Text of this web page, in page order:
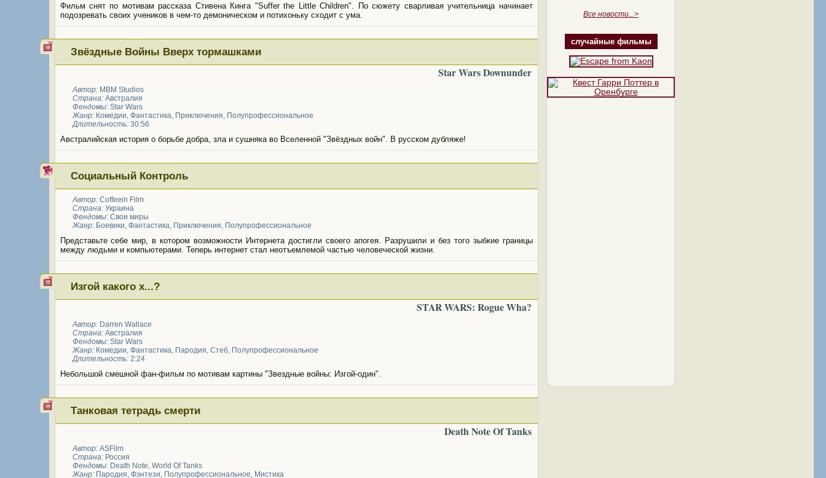
Все новости...>
случайные фильмы
Фильм снят по мотивам рассказа Стивена Кинга "Suffer the Little Children". По сюжету сварливая учительница начинает
подозревать своих учеников в чем-то демоническом и потихоньку сходит с ума.
Звёздные Войны Вверх тормашками
Star Wars Downunder
Автор:MBM Studios
Страна:Австралия
Фендомы: Star Wars
Жанр: Комедии, Фантастика, Приключения, Полупрофессиональное
Длительность:30:56
Австралийская история о борьбе добра, зла и сушняка во Вселенной "Звёздных войн". В русском дубляже!
Социальный Контроль
Автор: Coffeein Film
Страна:Украина
Фендомы: Свои миры
Жанр: Боевики, Фантастика, Приключения, Полупрофессиональное
Представьте себе мир, в котором возможности Интернета достигли своего апогея. Разрушили и без того зыбкие границы
между людьми и компьютерами. Теперь интернет стал неотъемлемой частью человеческой жизни.
Изгой какого х...?
STAR WARS: Rogue Wha?
Автор: Darren Wallace
Страна:Австралия
Фендомы: Star Wars
Жанр: Комедии, Фантастика, Пародия, Стеб, Полупрофессиональное
Длительность:2:24
Небольшой смешной фан-фильм по мотивам картины "Звездные войны: Изгой-один".
Танковая тетрадь смерти
Death Note Of Tanks
Автор: ASFilm
Страна:Россия
Фендомы: Death Note, World Of Tanks
Жанр: Пародия, Фэнтези, Полупрофессиональное, Мистика